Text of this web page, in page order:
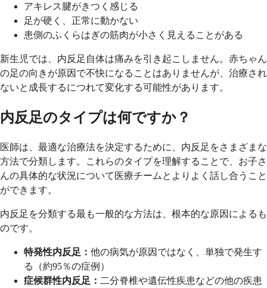
アキレス腱がきつく感じる
足が硬く、正常に動かない
患側のふくらはぎの筋肉が小さく見えることがある
新生児では、内反足自体は痛みを引き起こしません。赤ちゃん
の足の向きが原因で不快になることはありませんが、治療され
ないと成長するにつれて変化する可能性があります。
内反足のタイプは何ですか？
医師は、最適な治療法を決定するために、内反足をさまざまな
方法で分類します。これらのタイプを理解することで、お子さ
んの具体的な状況について医療チームとよりよく話し合うこと
ができます。
内反足を分類する最も一般的な方法は、根本的な原因によるも
のです。
特発性内反足： 他の病気が原因ではなく、単独で発生す
る（約95％の症例）
症候群性内反足： 二分脊椎や遺伝性疾患などの他の疾患